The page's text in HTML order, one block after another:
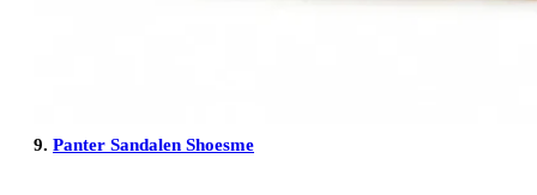
9. Panter Sandalen Shoesme